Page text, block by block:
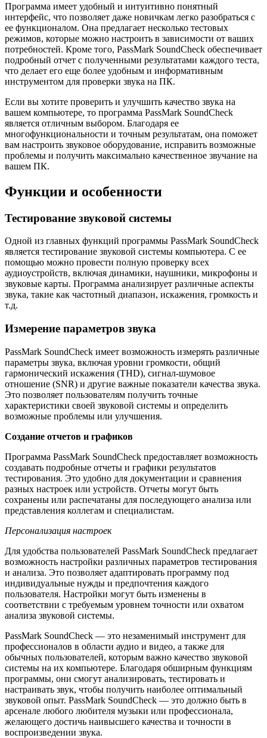
Программа имеет удобный и интуитивно понятный
интерфейс, что позволяет даже новичкам легко разобраться с
ее функционалом. Она предлагает несколько тестовых
режимов, которые можно настроить в зависимости от ваших
потребностей. Кроме того, PassMark SoundCheck обеспечивает
подробный отчет с полученными результатами каждого теста,
что делает его еще более удобным и информативным
инструментом для проверки звука на ПК.
Если вы хотите проверить и улучшить качество звука на
вашем компьютере, то программа PassMark SoundCheck
является отличным выбором. Благодаря ее
многофункциональности и точным результатам, она поможет
вам настроить звуковое оборудование, исправить возможные
проблемы и получить максимально качественное звучание на
вашем ПК.
Функции и особенности
Тестирование звуковой системы
Одной из главных функций программы PassMark SoundCheck
является тестирование звуковой системы компьютера. С ее
помощью можно провести полную проверку всех
аудиоустройств, включая динамики, наушники, микрофоны и
звуковые карты. Программа анализирует различные аспекты
звука, такие как частотный диапазон, искажения, громкость и
т.д.
Измерение параметров звука
PassMark SoundCheck имеет возможность измерять различные
параметры звука, включая уровни громкости, общий
гармонический искажения (THD), сигнал-шумовое
отношение (SNR) и другие важные показатели качества звука.
Это позволяет пользователям получить точные
характеристики своей звуковой системы и определить
возможные проблемы или улучшения.
Создание отчетов и графиков
Программа PassMark SoundCheck предоставляет возможность
создавать подробные отчеты и графики результатов
тестирования. Это удобно для документации и сравнения
разных настроек или устройств. Отчеты могут быть
сохранены или распечатаны для последующего анализа или
представления коллегам и специалистам.
Персонализация настроек
Для удобства пользователей PassMark SoundCheck предлагает
возможность настройки различных параметров тестирования
и анализа. Это позволяет адаптировать программу под
индивидуальные нужды и предпочтения каждого
пользователя. Настройки могут быть изменены в
соответствии с требуемым уровнем точности или охватом
анализа звуковой системы.
PassMark SoundCheck — это незаменимый инструмент для
профессионалов в области аудио и видео, а также для
обычных пользователей, которым важно качество звуковой
системы на их компьютере. Благодаря обширным функциям
программы, они смогут анализировать, тестировать и
настраивать звук, чтобы получить наиболее оптимальный
звуковой опыт. PassMark SoundCheck — это должно быть в
арсенале любого любителя музыки или профессионала,
желающего достичь наивысшего качества и точности в
воспроизведении звука.